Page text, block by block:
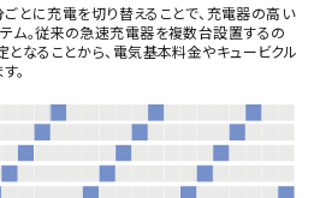
とに充電を切り替えることで、充電器の高い
ム。従来の急速充電器を複数台設置するの
となることから、電気基本料金やキュービクル
。